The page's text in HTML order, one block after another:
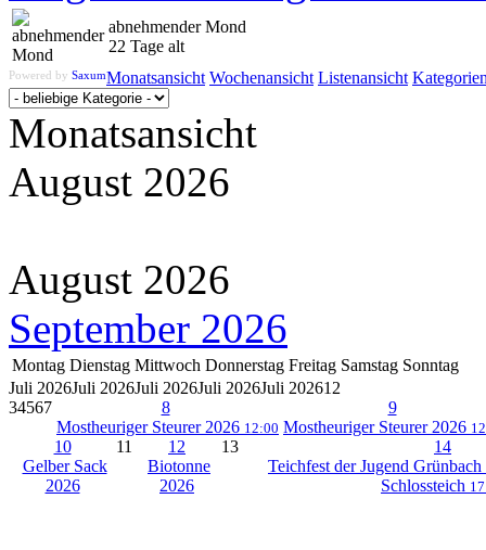
abnehmender Mond
22 Tage alt
Powered by SaxumMonatsansicht Wochenansicht Listenansicht
Monatsansicht
August 2026
August 2026
September 2026
Montag Dienstag Mittwoch Donnerstag Freitag Samstag Sonntag
Juli 2026Juli 2026Juli 2026Juli 2026Juli 20261 2
34567
8
Mostheuriger Steurer 2026 12:00
9
Mostheuriger Steurer 2026
10
Gelber Sack
2026
11
12
Biotonne
2026
13
14
Teichfest der Jugend
Schlossteich